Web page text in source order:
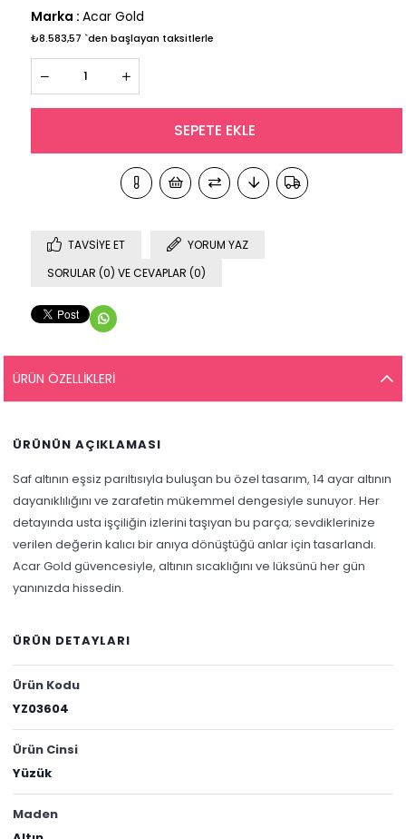
Marka : Acar Gold
₺8.583,57 `den başlayan taksitlerle
TAVSIYE ET
YORUM YAZ
SORULAR (0) VE CEVAPLAR (0)
ÜRÜN ÖZELLIKLERI
ÜRÜNÜN AÇIKLAMASI
Saf altının eşsiz parıltısıyla buluşan bu özel tasarım, 14 ayar altının
dayanıklılığını ve zarafetin mükemmel dengesiyle sunuyor. Her
detayında usta işçiliğin izlerini taşıyan bu parça; sevdiklerinize
verilen değerin kalıcı bir anıya dönüştüğü anlar için tasarlandı.
Acar Gold güvencesiyle, altının sıcaklığını ve lüksünü her gün
yanınızda hissedin.
ÜRÜN DETAYLARI
Ürün Kodu
YZ03604
Ürün Cinsi
Yüzük
Maden